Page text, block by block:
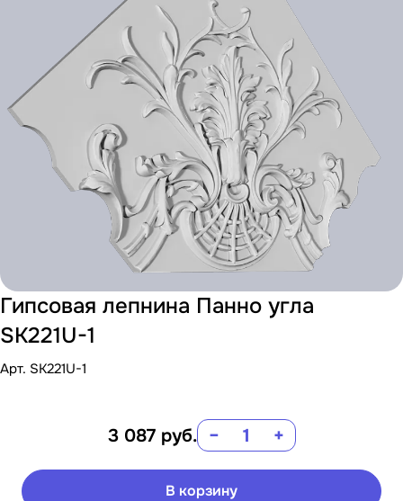
Гипсовая лепнина Панно угла
SK221U-1
Арт. SK221U-1
3 087 руб. − +
В корзину